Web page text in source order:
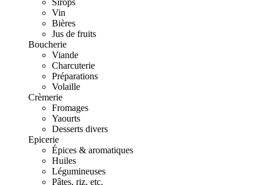
Sirops
Vin
Bières
Jus de fruits
Boucherie
Viande
Charcuterie
Préparations
Volaille
Crèmerie
Fromages
Yaourts
Desserts divers
Epicerie
Épices & aromatiques
Huiles
Légumineuses
Pâtes, riz, etc.